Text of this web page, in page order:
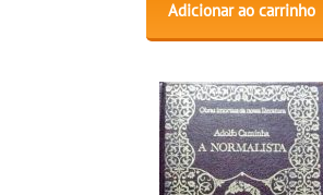
Adicionar ao carrinho